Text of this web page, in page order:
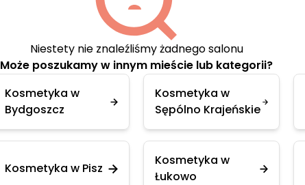
Niestety nie znaleźliśmy żadnego salonu
Może poszukamy w innym mieście lub kategorii?
Kosmetyka w
Bydgoszcz
Kosmetyka w
Sępólno Krajeńskie
Kosmetyka w Pisz
Kosmetyka w
Łukowo